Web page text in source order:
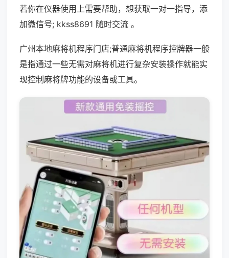
若你在仪器使用上需要帮助，想获取一对一指导，添
加微信号; kkss8691 随时交流 。
广州本地麻将机程序门店;普通麻将机程序控牌器一般
是指通过一些无需对麻将机进行复杂安装操作就能实
现控制麻将牌功能的设备或工具。